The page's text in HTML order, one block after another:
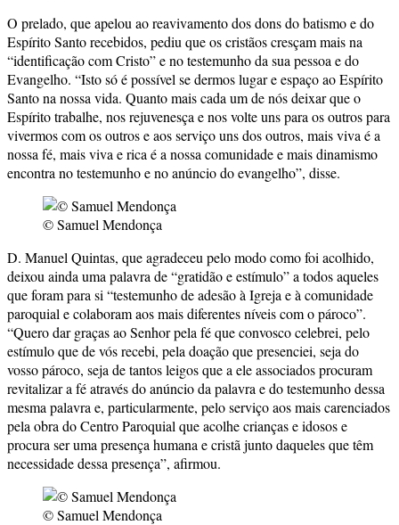
O prelado, que apelou ao reavivamento dos dons do batismo e do
Espírito Santo recebidos, pediu que os cristãos cresçam mais na
“identificação com Cristo” e no testemunho da sua pessoa e do
Evangelho. “Isto só é possível se dermos lugar e espaço ao Espírito
Santo na nossa vida. Quanto mais cada um de nós deixar que o
Espírito trabalhe, nos rejuvenesça e nos volte uns para os outros para
vivermos com os outros e aos serviço uns dos outros, mais viva é a
nossa fé, mais viva e rica é a nossa comunidade e mais dinamismo
encontra no testemunho e no anúncio do evangelho”, disse.
© Samuel Mendonça
D. Manuel Quintas, que agradeceu pelo modo como foi acolhido,
deixou ainda uma palavra de “gratidão e estímulo” a todos aqueles
que foram para si “testemunho de adesão à Igreja e à comunidade
paroquial e colaboram aos mais diferentes níveis com o pároco”.
“Quero dar graças ao Senhor pela fé que convosco celebrei, pelo
estímulo que de vós recebi, pela doação que presenciei, seja do
vosso pároco, seja de tantos leigos que a ele associados procuram
revitalizar a fé através do anúncio da palavra e do testemunho dessa
mesma palavra e, particularmente, pelo serviço aos mais carenciados
pela obra do Centro Paroquial que acolhe crianças e idosos e
procura ser uma presença humana e cristã junto daqueles que têm
necessidade dessa presença”, afirmou.
© Samuel Mendonça